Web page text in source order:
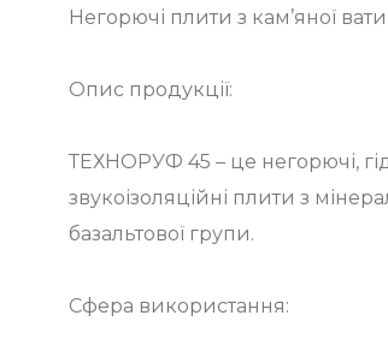
Негорючі плити з кам’яної
Опис продукції:
ТЕХНОРУФ 45 – це негорючі,
звукоізоляційні плити з
базальтової групи.
Сфера використання: